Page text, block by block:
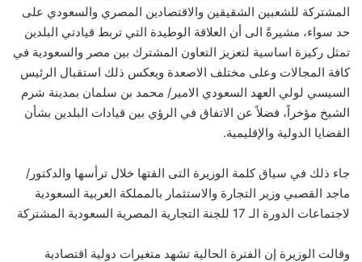
المشتركة للشعبين الشقيقين والاقتصادين المصري والسعودي على
حد سواء، مشيرةً الى أن العلاقة الوطيدة التي تربط قيادتي البلدين
تمثل ركيزة اساسية لتعزيز التعاون المشترك بين مصر والسعودية في
كافة المجالات وعلى مختلف الاصعدة ويعكس ذلك استقبال الرئيس
السيسي لولي العهد السعودي الامير/ محمد بن سلمان بمدينة شرم
الشيخ مؤخراً، فضلاً عن الاتفاق في الرؤي بين قيادات البلدين بشأن
القضايا الدولية والإقليمية.
جاء ذلك في سياق كلمة الوزيرة التى القتها خلال ترأسها والدكتور/
ماجد القصبي وزير التجارة والاستثمار بالمملكة العربية السعودية
لاجتماعات الدورة الـ 17 للجنة التجارية المصرية السعودية المشتركة
وقالت الوزيرة إن الفترة الحالية تشهد متغيرات دولية اقتصادية